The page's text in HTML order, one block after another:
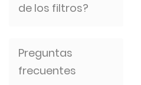
de los filtros?
Preguntas
frecuentes